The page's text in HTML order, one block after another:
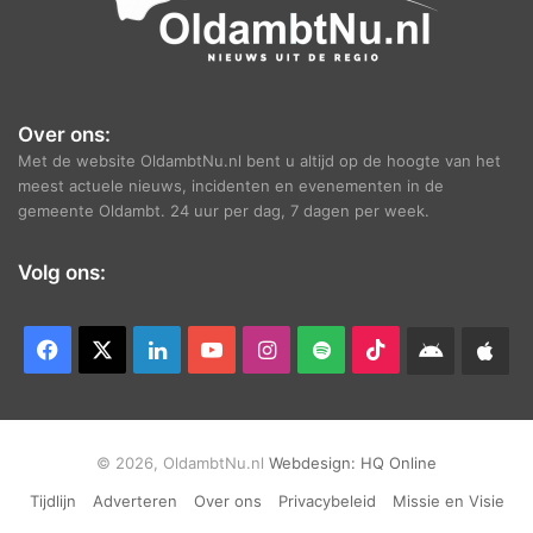
Over ons:
Met de website OldambtNu.nl bent u altijd op de hoogte van het
meest actuele nieuws, incidenten en evenementen in de
gemeente Oldambt. 24 uur per dag, 7 dagen per week.
Volg ons:
Facebook LinkedInYouTubeInstagram
Spotify TikTokAndroid
© 2026, OldambtNu.nl Webdesign: HQ Online
Tijdlijn
Adverteren Over ons Privacybeleid
Missie en Visie